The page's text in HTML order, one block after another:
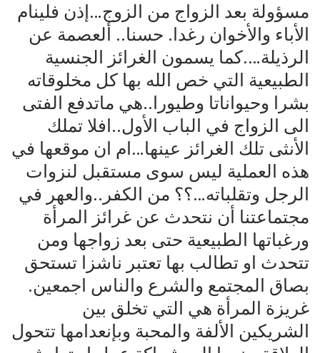
مسؤولة بعد الزواج من الزوج…إذن فلينام
الأباء والأخوان رغدا. حسنا.. ألعصمة عن
الرذيلة….كما يسمون الغرائز الجنسية
الطبيعية التي خص الله بها كل مخلوقاته
بشرا وحيواناتا وطيورا..هي ماتدفع الفتى
الى الزواج في الباب الأول..افلا تملك
الأنثى تلك الغرائز عينها…ام ان موقعها في
هذه العملية ليس سوى مستقبل لنزوات
الرجل وتقلباته…؟؟ من الكفر..والعهر في
مجتماعتنا أن نتحدث عن غرائز المرأة
ورغباتها الطبيعية حتى بعد زواجها ومن
تتحدث او تطالب بها تعتبر ناشزا تستحق
بصاق المجتمع والشرع والناس اجمعين.
غريزة المرأة هي التي تخلق بين
الشريكين الألفة والمحبة وبإنعدامها تتحول